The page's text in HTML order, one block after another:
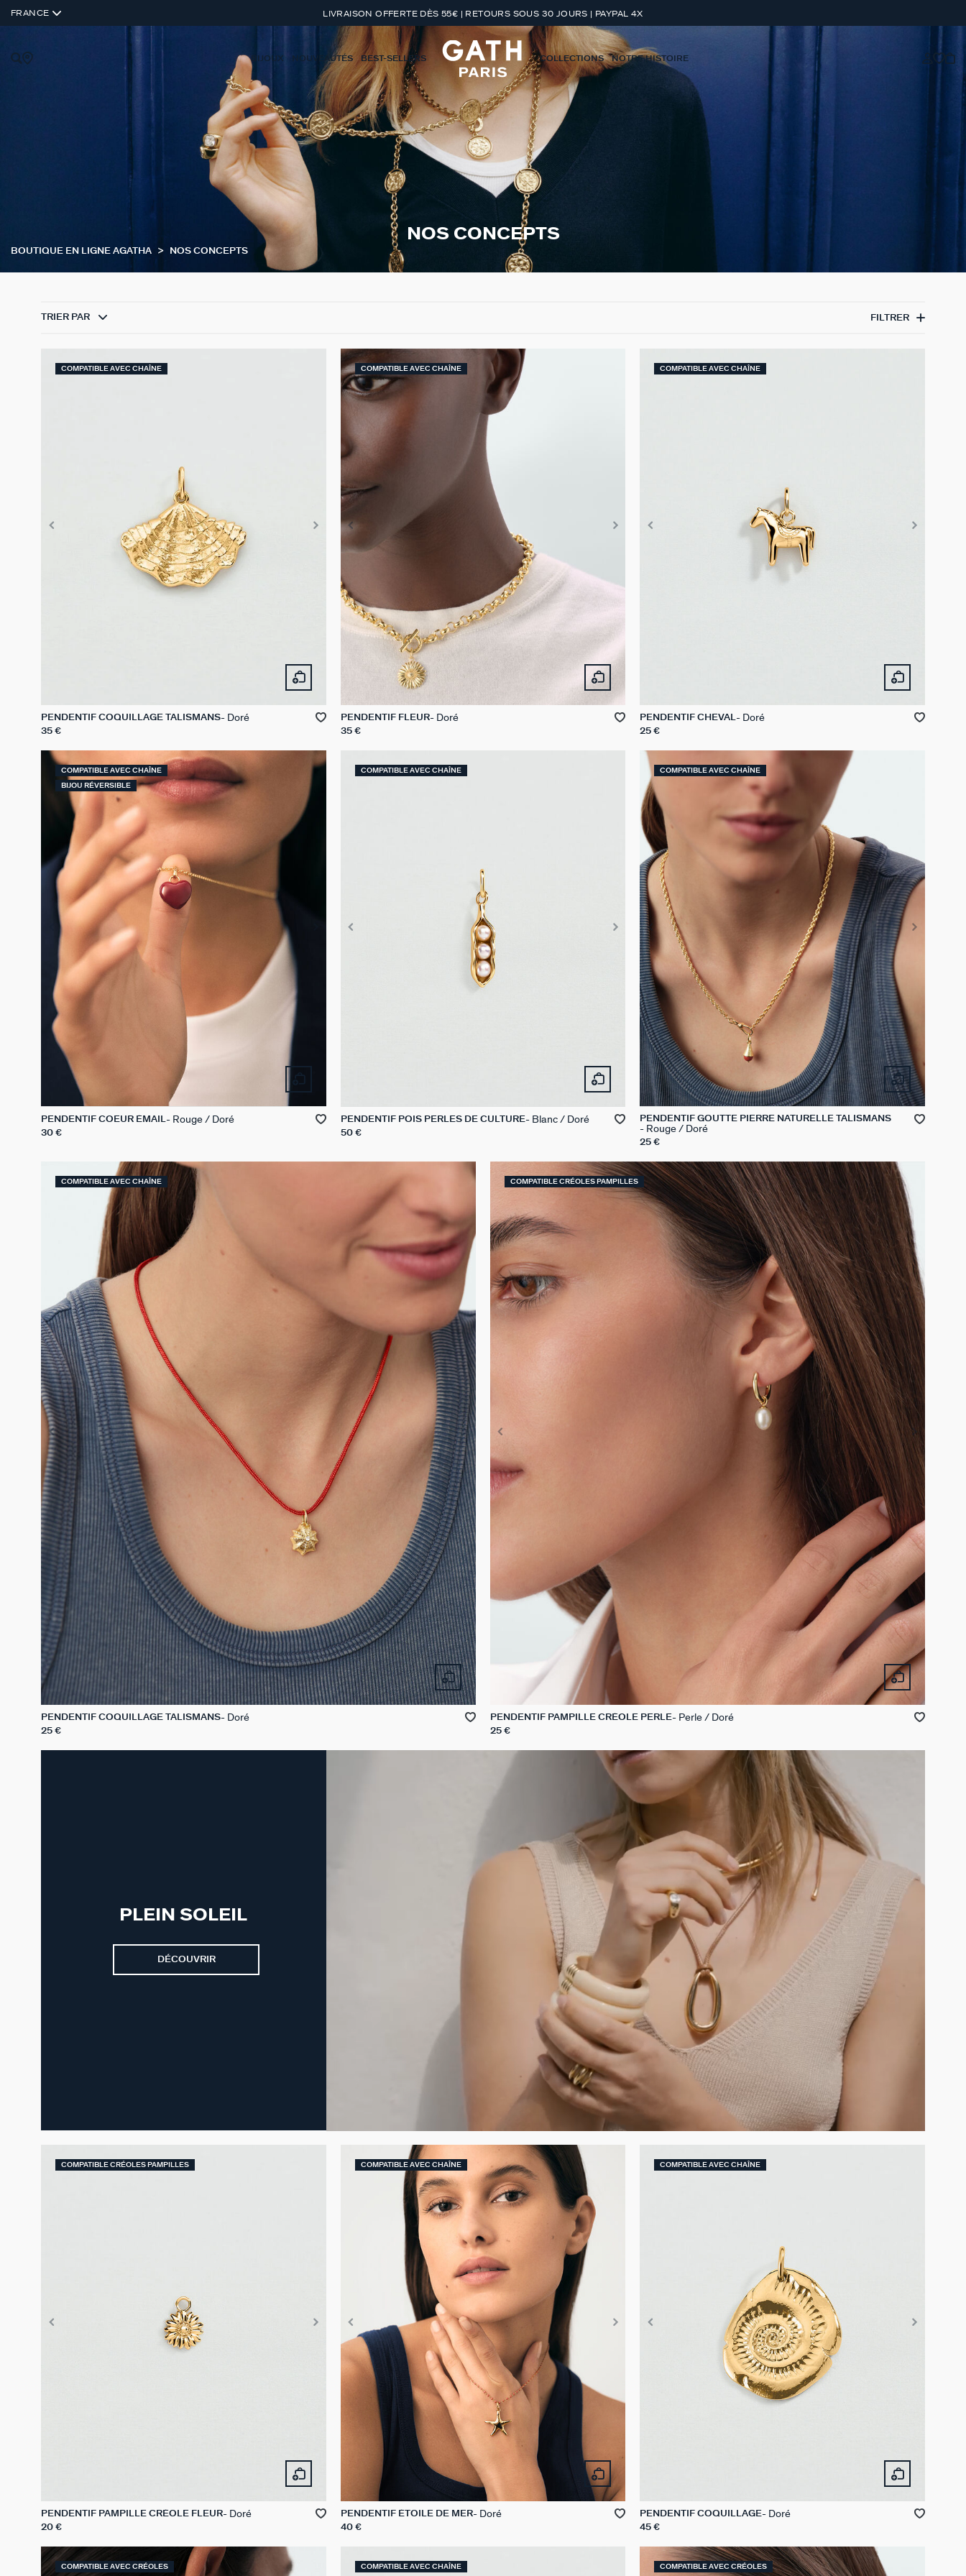
FRANCE LIVRAISON OFFERTE DÈS 55€ | RETOURS SOUS 30 JOURS | PAYPAL 4X
BIJOUX NOUVEAUTÉS BEST-SELLERS COLLECTIONS NOTRE HISTOIRE
NOS CONCEPTS
BOUTIQUE EN LIGNE AGATHA NOS CONCEPTS
TRIER PAR FILTRER
COMPATIBLE AVEC CHAÎNE
PENDENTIF COQUILLAGE TALISMANS Doré
35 €
COMPATIBLE AVEC CHAÎNE
PENDENTIF FLEUR Doré
35 €
COMPATIBLE AVEC CHAÎNE
PENDENTIF CHEVAL Doré
25 €
COMPATIBLE AVEC CHAÎNE
BIJOU RÉVERSIBLE
PENDENTIF COEUR ÉMAIL Rouge / Doré
30 €
COMPATIBLE AVEC CHAÎNE
PENDENTIF POIS PERLES DE CULTURE Blanc / Doré
50 €
COMPATIBLE AVEC CHAÎNE
PENDENTIF GOUTTE PIERRE NATURELLE TALISMANS
Rouge / Doré
25 €
COMPATIBLE AVEC CHAÎNE
PENDENTIF COQUILLAGE TALISMANS Doré
25 €
COMPATIBLE CRÉOLES PAMPILLES
PENDENTIF PAMPILLE CRÉOLE PERLE Perle / Doré
25 €
PLEIN SOLEIL
DÉCOUVRIR
COMPATIBLE CRÉOLES PAMPILLES
PENDENTIF PAMPILLE CRÉOLE FLEUR Doré
20 €
COMPATIBLE AVEC CHAÎNE
PENDENTIF ÉTOILE DE MER Doré
40 €
COMPATIBLE AVEC CHAÎNE
PENDENTIF COQUILLAGE Doré
45 €
COMPATIBLE AVEC CRÉOLES COMPATIBLE AVEC CHAÎNE COMPATIBLE AVEC CRÉOLES